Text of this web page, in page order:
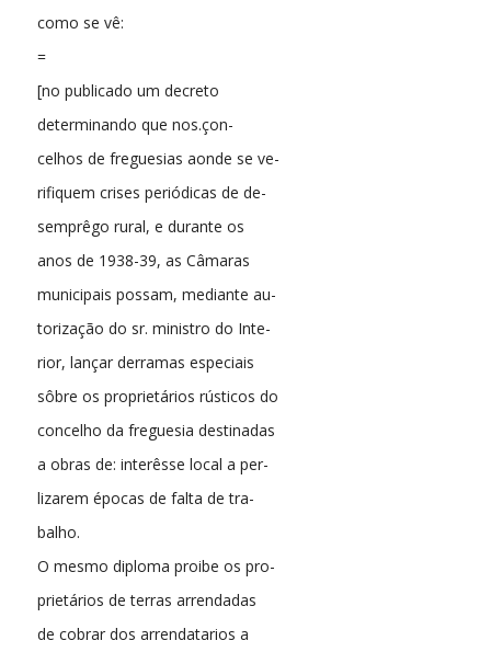
como se vê:
=
[no publicado um decreto
determinando que nos.çon-
celhos de freguesias aonde se ve-
rifiquem crises periódicas de de-
semprêgo rural, e durante os
anos de 1938-39, as Câmaras
municipais possam, mediante au-
torização do sr. ministro do Inte-
rior, lançar derramas especiais
sôbre os proprietários rústicos do
concelho da freguesia destinadas
a obras de: interêsse local a per-
lizarem épocas de falta de tra-
balho.
O mesmo diploma proibe os pro-
prietários de terras arrendadas
de cobrar dos arrendatarios a